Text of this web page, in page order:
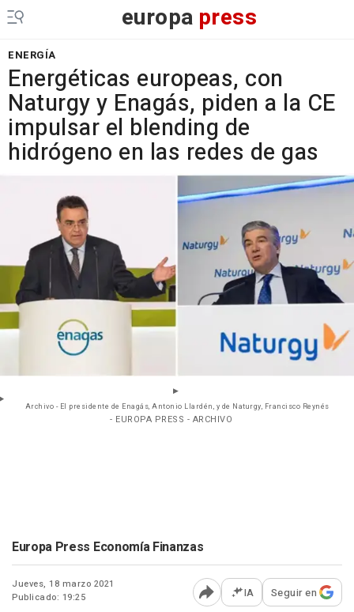
europa press
ENERGÍA
Energéticas europeas, con
Naturgy y Enagás, piden a la CE
impulsar el blending de
hidrógeno en las redes de gas
Archivo - El presidente de Enagás, Antonio Llardén, y de Naturgy, Francisco Reynés
- EUROPA PRESS - ARCHIVO
Europa Press Economía Finanzas
Jueves, 18 marzo 2021
Publicado: 19:25
Abrir opciones para
IA Seguir en